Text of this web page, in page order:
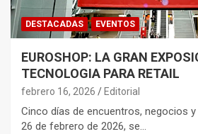
DESTACADAS EVENTOS
EUROSHOP: LA GRAN
TECNOLOGIA PARA RETAIL
febrero 16, 2026 Editorial
Cinco días de encuentros, negocios
26 de febrero de 2026, se…